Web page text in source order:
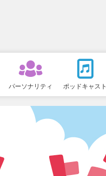
パーソナリティ ポッドキャスト